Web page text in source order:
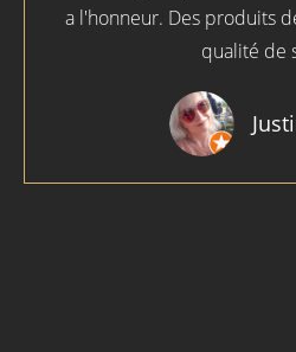
a l'honneur. Des produits
qualité de